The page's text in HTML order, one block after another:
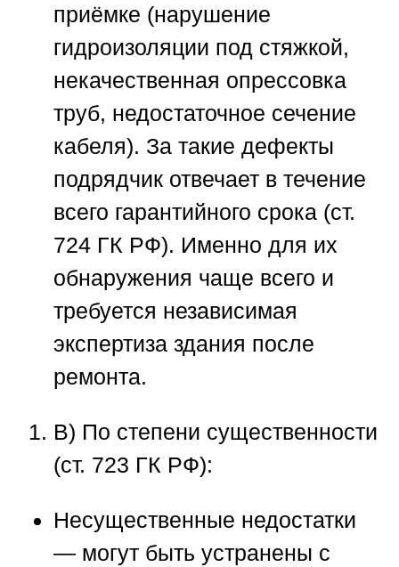
приёмке (нарушение
гидроизоляции под стяжкой,
некачественная опрессовка
труб, недостаточное сечение
кабеля). За такие дефекты
подрядчик отвечает в течение
всего гарантийного срока (ст.
724 ГК РФ). Именно для их
обнаружения чаще всего и
требуется независимая
экспертиза здания после
ремонта.
B) По степени существенности
(ст. 723 ГК РФ):
Несущественные недостатки
— могут быть устранены с